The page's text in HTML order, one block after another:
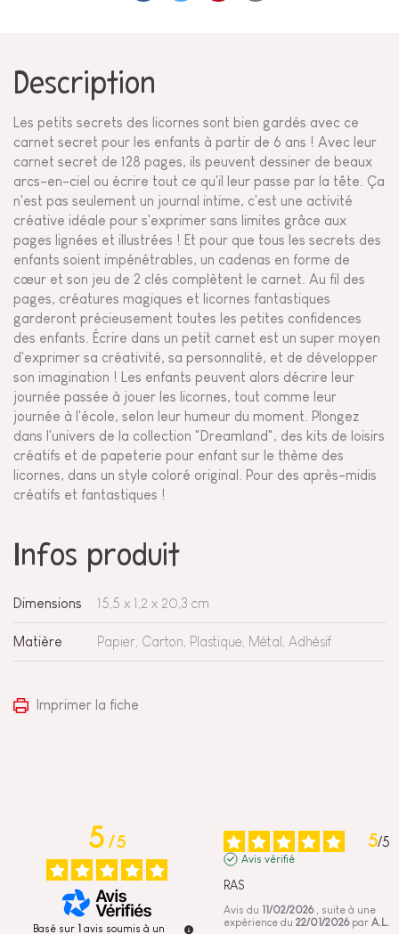
Description
Les petits secrets des licornes sont bien gardés avec ce
carnet secret pour les enfants à partir de 6 ans ! Avec leur
carnet secret de 128 pages, ils peuvent dessiner de beaux
arcs-en-ciel ou écrire tout ce qu'il leur passe par la tête. Ça
n'est pas seulement un journal intime, c'est une activité
créative idéale pour s'exprimer sans limites grâce aux
pages lignées et illustrées ! Et pour que tous les secrets des
enfants soient impénétrables, un cadenas en forme de
cœur et son jeu de 2 clés complètent le carnet. Au fil des
pages, créatures magiques et licornes fantastiques
garderont précieusement toutes les petites confidences
des enfants. Écrire dans un petit carnet est un super moyen
d'exprimer sa créativité, sa personnalité, et de développer
son imagination ! Les enfants peuvent alors décrire leur
journée passée à jouer les licornes, tout comme leur
journée à l'école, selon leur humeur du moment. Plongez
dans l'univers de la collection "Dreamland", des kits de loisirs
créatifs et de papeterie pour enfant sur le thème des
licornes, dans un style coloré original. Pour des après-midis
créatifs et fantastiques !
Infos produit
Dimensions 15,5 x 1,2 x 20,3 cm
Matière Papier, Carton, Plastique, Métal, Adhésif
Imprimer la fiche
5/5
Basé sur 1 avis soumis à un
5/5
Avis vérifié
RAS
Avis du 11/02/2026 , suite à une
expérience du 22/01/2026 par A.L.